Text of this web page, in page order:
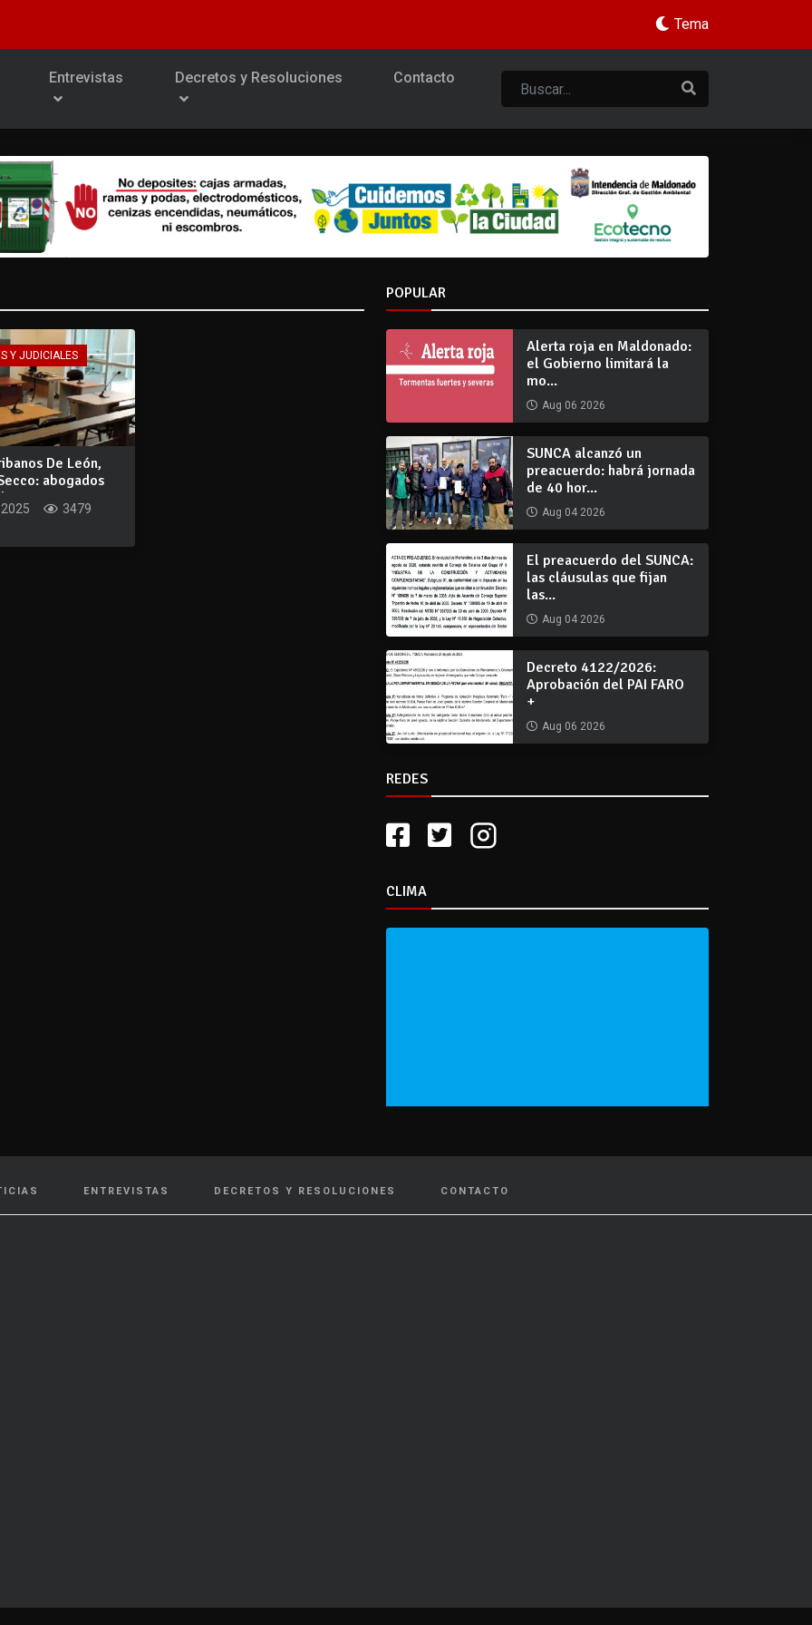
Tema
Entrevistas Decretos y Resoluciones Contacto
Y JUDICIALES
De León,
abogados
3479
POPULAR
Alerta roja en Maldonado:
el Gobierno limitará la
mo...
Aug 06 2026
SUNCA alcanzó un
preacuerdo: habrá jornada
de 40 hor...
Aug 04 2026
El preacuerdo del SUNCA:
las cláusulas que fijan
las...
Aug 04 2026
Decreto 4122/2026:
Aprobación del PAI FARO
+
Aug 06 2026
REDES
CLIMA
ENTREVISTAS DECRETOS Y RESOLUCIONES CONTACTO